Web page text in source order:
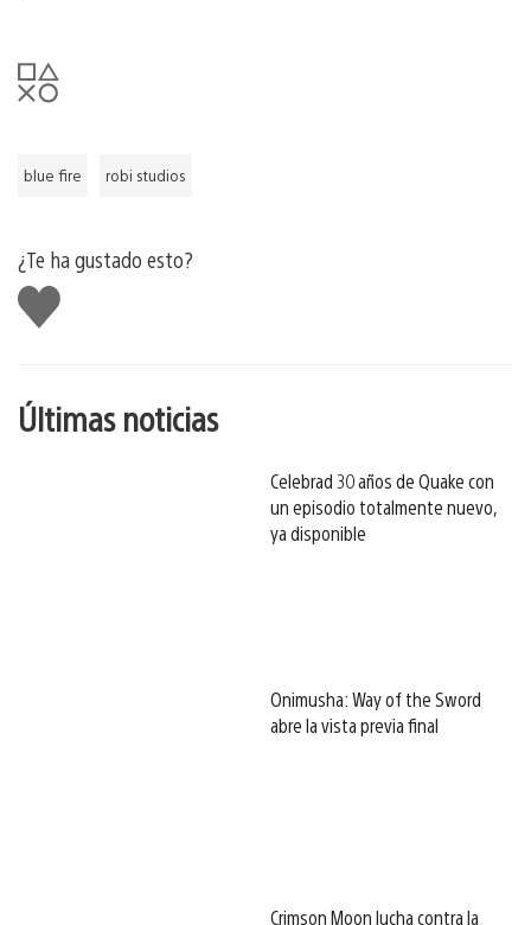
blue fire robi studios
¿Te ha gustado esto?
Me
gusta
esto
Últimas noticias
Celebrad 30 años de Quake con
un episodio totalmente nuevo,
ya disponible
Onimusha: Way of the Sword
abre la vista previa final
Crimson Moon lucha contra la